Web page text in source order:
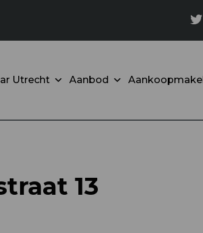
Utrecht Aanbod
13